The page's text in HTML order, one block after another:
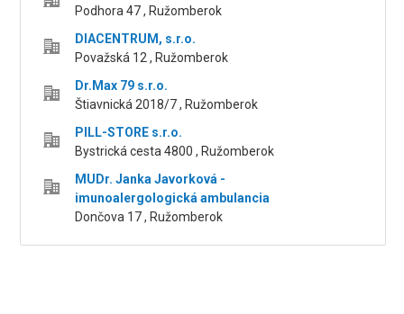
Podhora 47 , Ružomberok
DIACENTRUM, s.r.o.
Považská 12 , Ružomberok
Dr.Max 79 s.r.o.
Štiavnická 2018/7 , Ružomberok
PILL-STORE s.r.o.
Bystrická cesta 4800 , Ružomberok
MUDr. Janka Javorková -
imunoalergologická ambulancia
Dončova 17 , Ružomberok